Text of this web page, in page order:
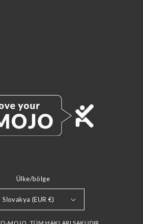
Ülke/bölge
Slovakya (EUR €)